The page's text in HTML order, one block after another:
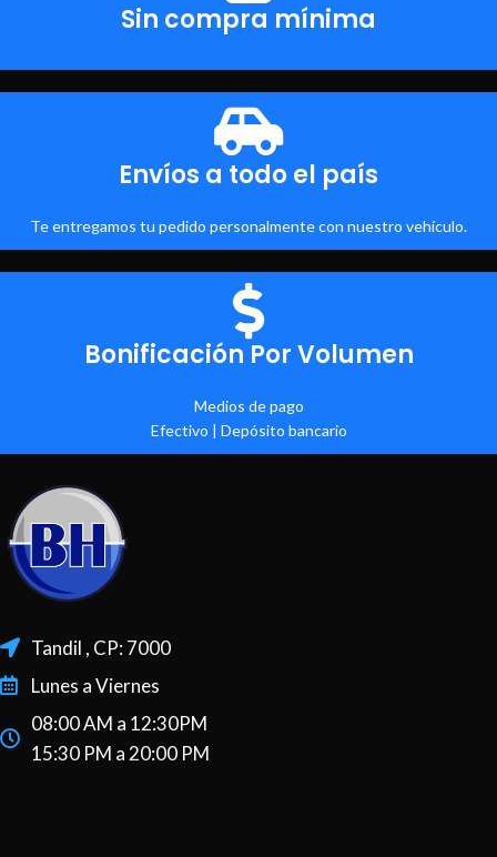
Sin compra mínima
Envíos a todo el país
Te entregamos tu pedido personalmente con nuestro vehículo.
Bonificación Por Volumen
Medios de pago
Efectivo | Depósito bancario
Tandil , CP: 7000
Lunes a Viernes
08:00 AM a 12:30PM
15:30 PM a 20:00 PM